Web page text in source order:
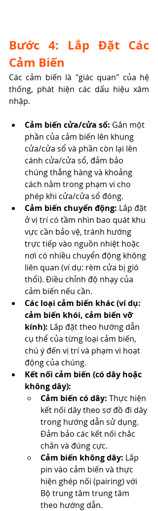
Bước 4: Lắp Đặt Các
Cảm Biến
Các cảm biến là "giác quan" của hệ
thống, phát hiện các dấu hiệu xâm
nhập.
Cảm biến cửa/cửa sổ: Gắn một
phần của cảm biến lên khung
cửa/cửa sổ và phần còn lại lên
cánh cửa/cửa sổ, đảm bảo
chúng thẳng hàng và khoảng
cách nằm trong phạm vi cho
phép khi cửa/cửa sổ đóng.
Cảm biến chuyển động: Lắp đặt
ở vị trí có tầm nhìn bao quát khu
vực cần bảo vệ, tránh hướng
trực tiếp vào nguồn nhiệt hoặc
nơi có nhiều chuyển động không
liên quan (ví dụ: rèm cửa bị gió
thổi). Điều chỉnh độ nhạy của
cảm biến nếu cần.
Các loại cảm biến khác (ví dụ:
cảm biến khói, cảm biến vỡ
kính): Lắp đặt theo hướng dẫn
cụ thể của từng loại cảm biến,
chú ý đến vị trí và phạm vi hoạt
động của chúng.
Kết nối cảm biến (có dây hoặc
không dây):
Cảm biến có dây: Thực hiện
kết nối dây theo sơ đồ đi dây
trong hướng dẫn sử dụng.
Đảm bảo các kết nối chắc
chắn và đúng cực.
Cảm biến không dây: Lắp
pin vào cảm biến và thực
hiện ghép nối (pairing) với
Bộ trung tâm trung tâm
theo hướng dẫn.